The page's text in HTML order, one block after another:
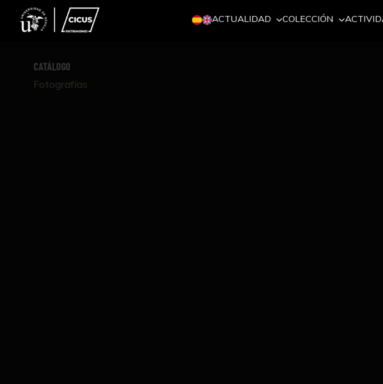
ACTUALIDAD COLECCIÓN
CATÁLOGO
Fotografías